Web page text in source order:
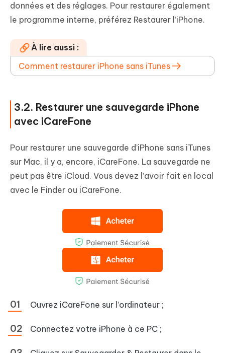
données et des réglages. Pour restaurer également
le programme interne, préférez Restaurer l’iPhone.
À lire aussi :
Comment restaurer iPhone sans iTunes
3.2. Restaurer une sauvegarde iPhone
avec iCareFone
Pour restaurer une sauvegarde d’iPhone sans iTunes
sur Mac, il y a, encore, iCareFone. La sauvegarde ne
peut pas être iCloud. Vous devez l’avoir fait en local
avec le Finder ou iCareFone.
Ouvrez iCareFone sur l’ordinateur ;
Connectez votre iPhone à ce PC ;